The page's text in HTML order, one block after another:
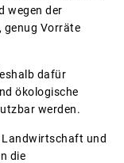
wegen der
genug Vorräte
dafür
ökologische
werden.
Landwirtschaft und
die